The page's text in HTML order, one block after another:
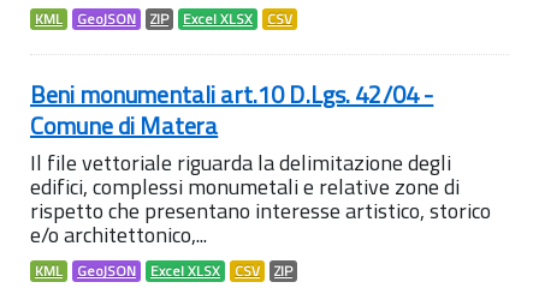
KML GeoJSON ZIP Excel XLSX CSV
Beni monumentali art.10 D.Lgs. 42/04 -
Comune di Matera
Il file vettoriale riguarda la delimitazione degli
edifici, complessi monumetali e relative zone di
rispetto che presentano interesse artistico, storico
e/o architettonico,...
KML GeoJSON Excel XLSX CSV ZIP